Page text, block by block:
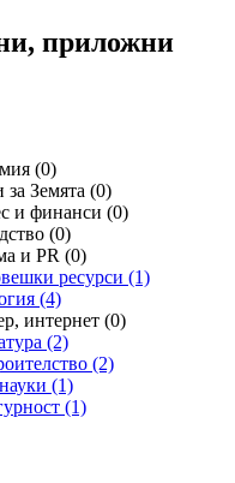
приложни
(0)
Земята (0)
и финанси (0)
(0)
и PR (0)
ресурси (1)
(4)
интернет (0)
(2)
(2)
(1)
(1)